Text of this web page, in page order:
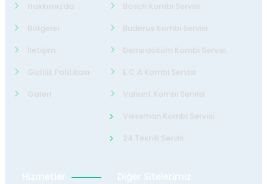
Hakkımızda
Bölgeler
İletişim
Gizlilik Politikası
Galeri
Bosch Kombi Servisi
Buderus Kombi Servisi
Demirdöküm Kombi Servisi
E.C.A Kombi Servisi
Valiant Kombi Servisi
Viessman Kombi Servisi
24 Teknik Servis
Hizmetler Diğer Sitelerimiz